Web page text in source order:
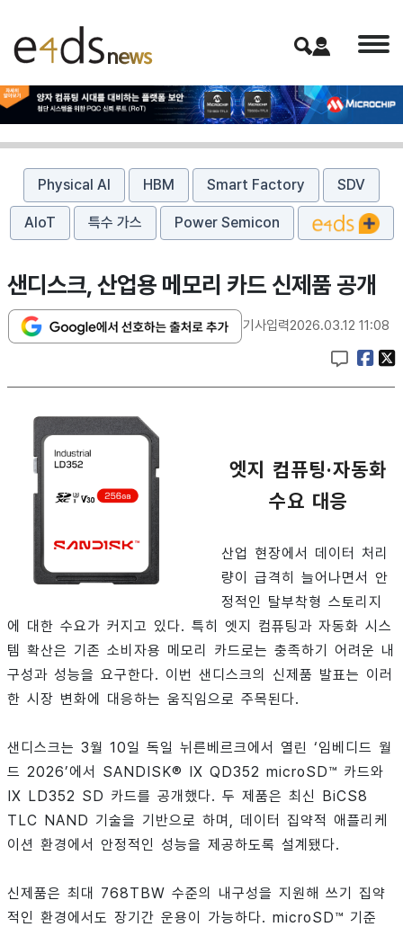
Physical AI HBM Smart Factory SDV
AIoT 특수 가스 Power Semicon
샌디스크, 산업용 메모리 카드 신제품 공개
기사입력2026.03.12 11:08
엣지 컴퓨팅·자동화
수요 대응
산업 현장에서 데이터 처리
량이 급격히 늘어나면서 안
정적인 탈부착형 스토리지
에 대한 수요가 커지고 있다. 특히 엣지 컴퓨팅과 자동화 시스
템 확산은 기존 소비자용 메모리 카드로는 충족하기 어려운 내
구성과 성능을 요구한다. 이번 샌디스크의 신제품 발표는 이러
한 시장 변화에 대응하는 움직임으로 주목된다.
샌디스크는 3월 10일 독일 뉘른베르크에서 열린 ‘임베디드 월
드 2026’에서 SANDISK® IX QD352 microSD™ 카드와
IX LD352 SD 카드를 공개했다. 두 제품은 최신 BiCS8
TLC NAND 기술을 기반으로 하며, 데이터 집약적 애플리케
이션 환경에서 안정적인 성능을 제공하도록 설계됐다.
신제품은 최대 768TBW 수준의 내구성을 지원해 쓰기 집약
적인 환경에서도 장기간 운용이 가능하다. microSD™ 기준